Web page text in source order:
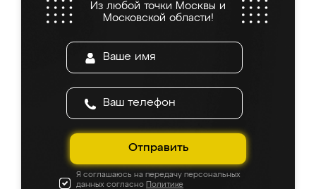
Из любой точки Москвы и
Московской области!
Отправить
Я соглашаюсь на передачу персональных
данных согласно Политике